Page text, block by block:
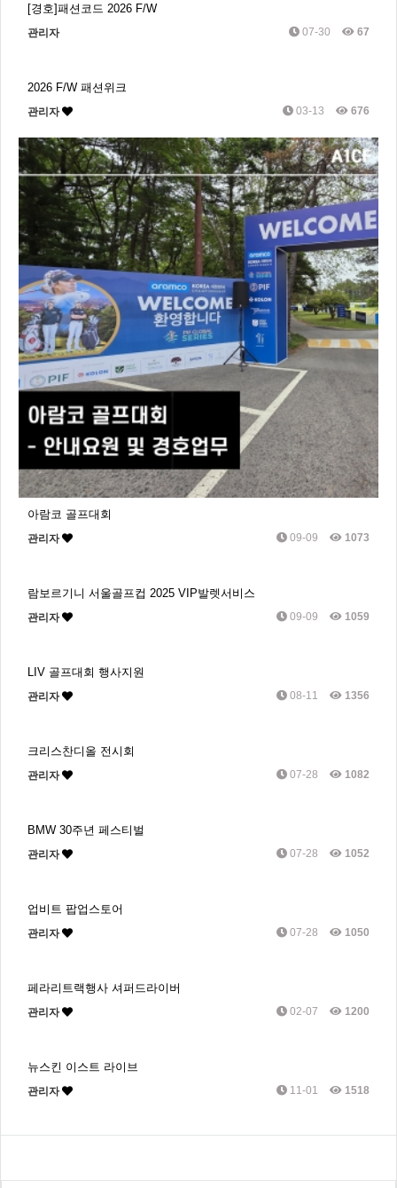
[경호]패션코드 2026 F/W
관리자 07-30 67
2026 F/W 패션위크
관리자 03-13 676
아람코 골프대회
관리자 09-09 1073
람보르기니 서울골프컵 2025 VIP발렛서비스
관리자 09-09 1059
LIV 골프대회 행사지원
관리자 08-11 1356
크리스찬디올 전시회
관리자 07-28 1082
BMW 30주년 페스티벌
관리자 07-28 1052
업비트 팝업스토어
관리자 07-28 1050
페라리트랙행사 셔퍼드라이버
관리자 02-07 1200
뉴스킨 이스트 라이브
관리자 11-01 1518